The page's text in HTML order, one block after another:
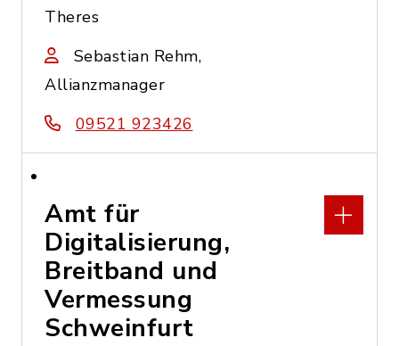
Theres
Sebastian Rehm,
Allianzmanager
09521 923426
Amt für
Digitalisierung,
Breitband und
Vermessung
Schweinfurt